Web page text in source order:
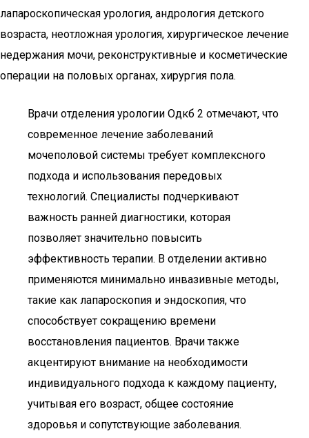
лапароскопическая урология, андрология детского
возраста, неотложная урология, хирургическое лечение
недержания мочи, реконструктивные и косметические
операции на половых органах, хирургия пола.
Врачи отделения урологии Одкб 2 отмечают, что
современное лечение заболеваний
мочеполовой системы требует комплексного
подхода и использования передовых
технологий. Специалисты подчеркивают
важность ранней диагностики, которая
позволяет значительно повысить
эффективность терапии. В отделении активно
применяются минимально инвазивные методы,
такие как лапароскопия и эндоскопия, что
способствует сокращению времени
восстановления пациентов. Врачи также
акцентируют внимание на необходимости
индивидуального подхода к каждому пациенту,
учитывая его возраст, общее состояние
здоровья и сопутствующие заболевания.